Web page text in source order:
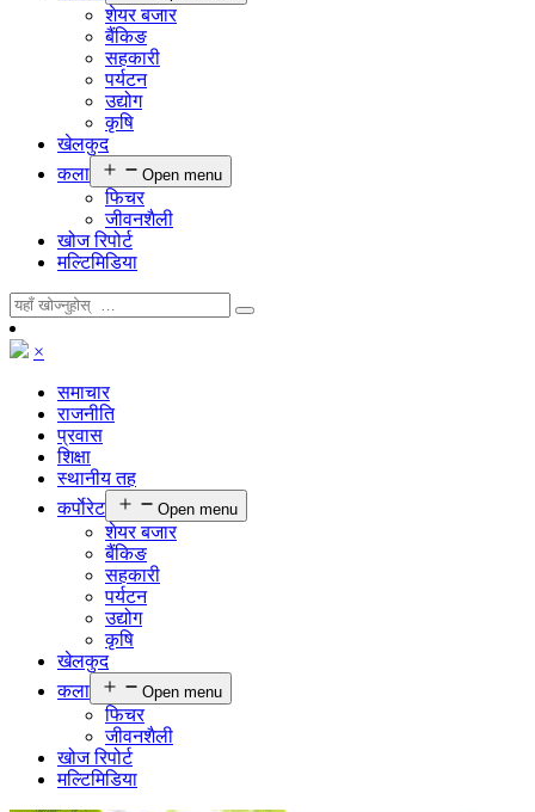
शेयर बजार
बैंकिङ
सहकारी
पर्यटन
उद्योग
कृषि
खेलकुद
कला
Open menu
फिचर
जीवनशैली
खोज रिपोर्ट
मल्टिमिडिया
×
समाचार
राजनीति
प्रवास
शिक्षा
स्थानीय तह
कर्पाेरेट
Open menu
शेयर बजार
बैंकिङ
सहकारी
पर्यटन
उद्योग
कृषि
खेलकुद
कला
Open menu
फिचर
जीवनशैली
खोज रिपोर्ट
मल्टिमिडिया